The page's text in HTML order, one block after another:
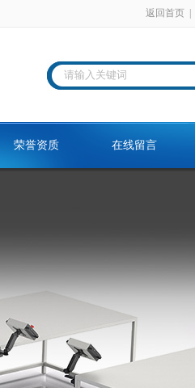
返回首页
荣誉资质 在线留言